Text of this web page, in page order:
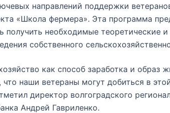
направлений поддержки
«Школа фермера». Эта программа
получить необходимые теоретические и
собственного
как способ заработка и образ
наши ветераны могут добиться в
директор волгоградского
Андрей Гавриленко.